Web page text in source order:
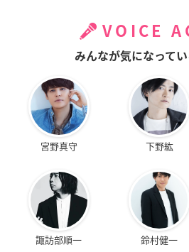
VOICE
みんなが気になって
宮野真守 下野紘
諏訪部順一 鈴村健一